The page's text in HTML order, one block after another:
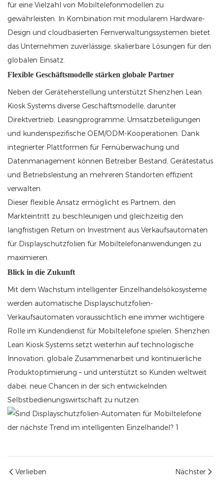
für eine Vielzahl von Mobiltelefonmodellen zu
gewährleisten. In Kombination mit modularem Hardware-
Design und cloudbasierten Fernverwaltungssystemen bietet
das Unternehmen zuverlässige, skalierbare Lösungen für den
globalen Einsatz.
Flexible Geschäftsmodelle stärken globale Partner
Neben der Geräteherstellung unterstützt Shenzhen Lean
Kiosk Systems diverse Geschäftsmodelle, darunter
Direktvertrieb, Leasingprogramme, Umsatzbeteiligungen
und kundenspezifische OEM/ODM-Kooperationen. Dank
integrierter Plattformen für Fernüberwachung und
Datenmanagement können Betreiber Bestand, Gerätestatus
und Betriebsleistung an mehreren Standorten effizient
verwalten.
Dieser flexible Ansatz ermöglicht es Partnern, den
Markteintritt zu beschleunigen und gleichzeitig den
langfristigen Return on Investment aus Verkaufsautomaten
für Displayschutzfolien für Mobiltelefonanwendungen zu
maximieren.
Blick in die Zukunft
Mit dem Wachstum intelligenter Einzelhandelsökosysteme
werden automatische Displayschutzfolien-
Verkaufsautomaten voraussichtlich eine immer wichtigere
Rolle im Kundendienst für Mobiltelefone spielen. Shenzhen
Lean Kiosk Systems setzt weiterhin auf technologische
Innovation, globale Zusammenarbeit und kontinuierliche
Produktoptimierung – und unterstützt so Kunden weltweit
dabei, neue Chancen in der sich entwickelnden
Selbstbedienungswirtschaft zu nutzen.
Verlieben Nächster